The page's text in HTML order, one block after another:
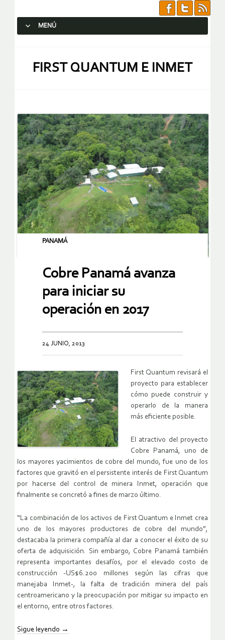
MENÚ
FIRST QUANTUM E INMET
PANAMÁ
Cobre Panamá avanza
para iniciar su
operación en 2017
24 JUNIO, 2013
First Quantum revisará el
proyecto para establecer
cómo puede construir y
operarlo de la manera
más eficiente posible.
El atractivo del proyecto
Cobre Panamá, uno de
los mayores yacimientos de cobre del mundo, fue uno de los
factores que gravitó en el persistente interés de First Quantum
por hacerse del control de minera Inmet, operación que
finalmente se concretó a fines de marzo último.
“La combinación de los activos de First Quantum e Inmet crea
uno de los mayores productores de cobre del mundo”,
destacaba la primera compañía al dar a conocer el éxito de su
oferta de adquisición. Sin embargo, Cobre Panamá también
representa importantes desafíos, por el elevado costo de
construcción -US$6.200 millones según las cifras que
manejaba Inmet-, la falta de tradición minera del país
centroamericano y la preocupación por mitigar su impacto en
el entorno, entre otros factores.
Sigue leyendo →